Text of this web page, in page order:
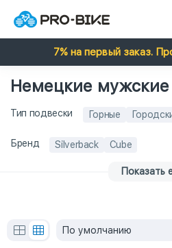
7% на первый заказ.
Немецкие
Тип подвески Горные
Бренд Silverback Cube
Показать
По умолчанию